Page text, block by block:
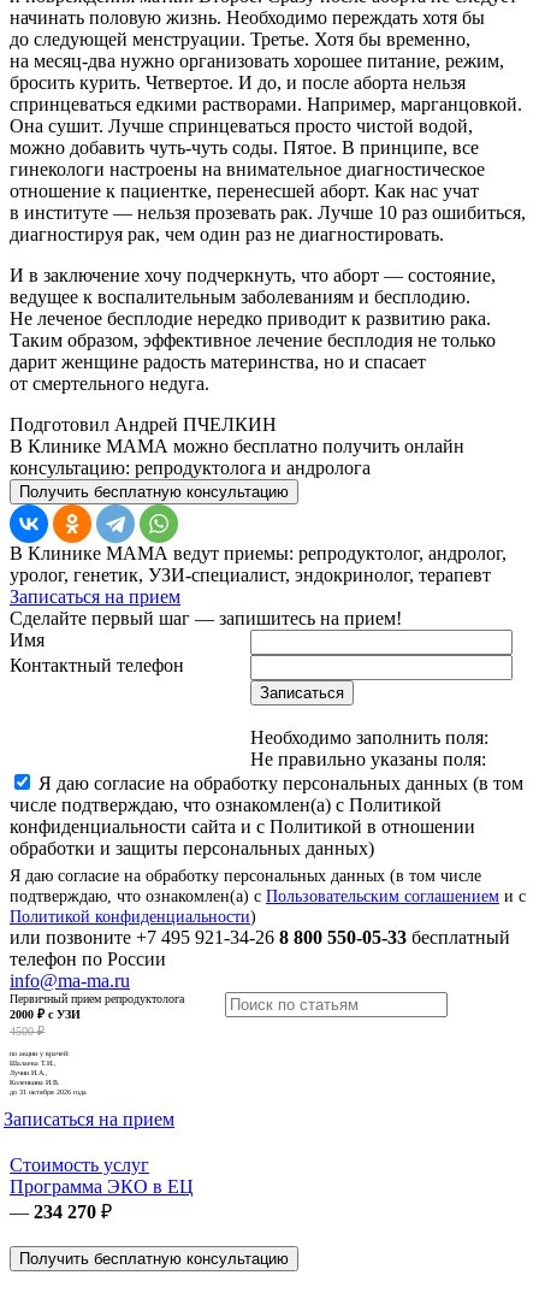
начинать половую жизнь. Необходимо переждать хотя бы
до следующей менструации. Третье. Хотя бы временно,
на месяц-два нужно организовать хорошее питание, режим,
бросить курить. Четвертое. И до, и после аборта нельзя
спринцеваться едкими растворами. Например, марганцовкой.
Она сушит. Лучше спринцеваться просто чистой водой,
можно добавить чуть-чуть соды. Пятое. В принципе, все
гинекологи настроены на внимательное диагностическое
отношение к пациентке, перенесшей аборт. Как нас учат
в институте — нельзя прозевать рак. Лучше 10 раз ошибиться,
диагностируя рак, чем один раз не диагностировать.
И в заключение хочу подчеркнуть, что аборт — состояние,
ведущее к воспалительным заболеваниям и бесплодию.
Не леченое бесплодие нередко приводит к развитию рака.
Таким образом, эффективное лечение бесплодия не только
дарит женщине радость материнства, но и спасает
от смертельного недуга.
Подготовил Андрей ПЧЕЛКИН
В Клинике МАМА можно бесплатно получить онлайн
консультацию: репродуктолога и андролога
Получить бесплатную консультацию
В Клинике МАМА ведут приемы: репродуктолог, андролог,
уролог, генетик, УЗИ-специалист, эндокринолог, терапевт
Записаться на прием
Сделайте первый шаг — запишитесь на прием!
Имя
Контактный телефон
Записаться
Необходимо заполнить поля:
Не правильно указаны поля:
Я даю согласие на обработку персональных данных (в том
числе подтверждаю, что ознакомлен(а) с Политикой
конфиденциальности сайта и с Политикой в отношении
обработки и защиты персональных данных)
Я даю согласие на обработку персональных данных (в том числе
подтверждаю, что ознакомлен(а) с Пользовательским соглашением и с
Политикой конфиденциальности)
или позвоните +7 495 921-34-26 8 800 550-05-33 бесплатный
телефон по России
info@ma-ma.ru
Первичный прием репродуктолога
2000 ₽ с УЗИ
4500 ₽
по акции у врачей:
Шалаева Т.И.,
Лучин И.А.,
Коленкина И.В.
до 31 октября 2026 года
Записаться на прием
Стоимость услуг
Программа ЭКО в ЕЦ
— 234 270 ₽
Получить бесплатную консультацию